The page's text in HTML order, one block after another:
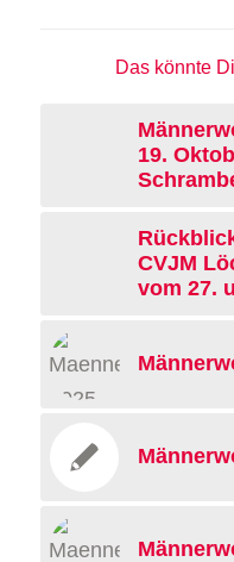
Das könnte
19.
CVJM
vom 27.